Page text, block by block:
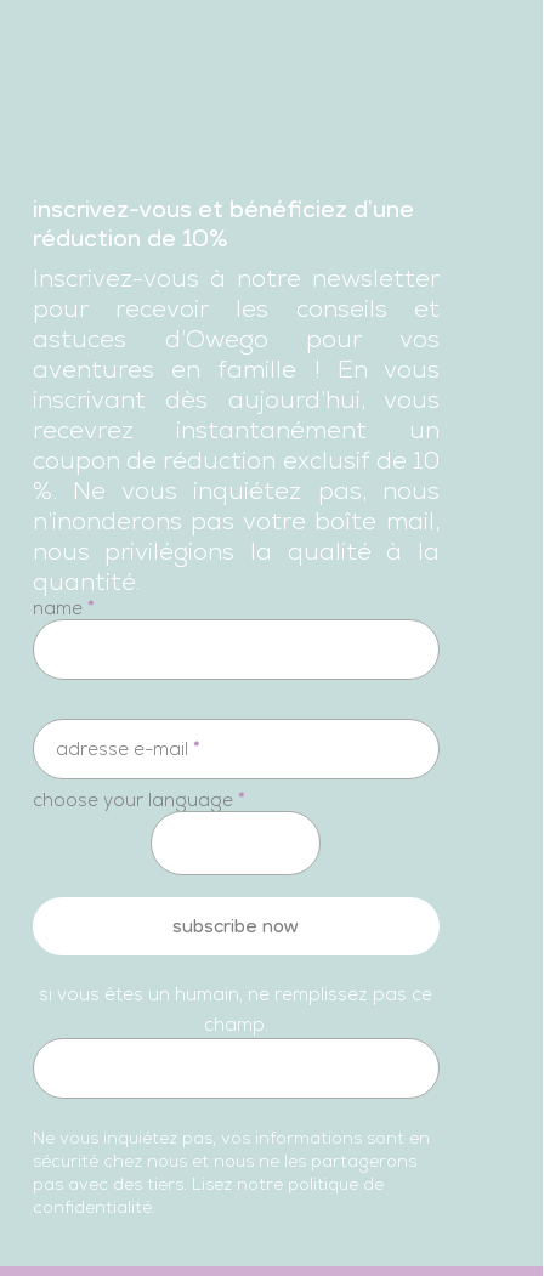
inscrivez-vous et bénéficiez d’une
réduction de 10%
Inscrivez-vous à notre newsletter
pour recevoir les conseils et
astuces d’Owego pour vos
aventures en famille ! En vous
inscrivant dès aujourd’hui, vous
recevrez instantanément un
coupon de réduction exclusif de 10
%. Ne vous inquiétez pas, nous
n’inonderons pas votre boîte mail,
nous privilégions la qualité à la
quantité.
newsletter
name *
adresse e-mail *
choose your language *
subscribe now
si vous êtes un humain, ne remplissez pas ce
champ.
Ne vous inquiétez pas, vos informations sont en
sécurité chez nous et nous ne les partagerons
pas avec des tiers. Lisez notre politique de
confidentialité.